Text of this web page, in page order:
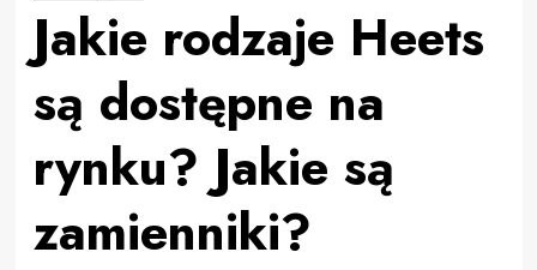
Jakie rodzaje Heets
są dostępne na
rynku? Jakie są
zamienniki?